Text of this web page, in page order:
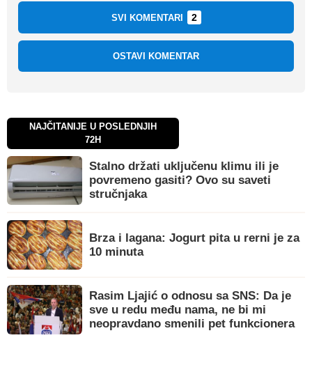
SVI KOMENTARI 2
OSTAVI KOMENTAR
NAJČITANIJE U POSLEDNJIH
72H
Stalno držati uključenu klimu ili je
povremeno gasiti? Ovo su saveti
stručnjaka
Brza i lagana: Jogurt pita u rerni je za
10 minuta
Rasim Ljajić o odnosu sa SNS: Da je
sve u redu među nama, ne bi mi
neopravdano smenili pet funkcionera